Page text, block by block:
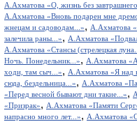
А.Ахматова «О, жизнь без
А.Ахматова «Вновь подарен мне
жнецам и садоводам...», А.Ахматова
залечила раны...», А.Ахматова
А.Ахматова «Стансы (стрелецкая
Ночь. Понедельник...», А.Ахматова
ходи, там сыч...», А.Ахматова «Я над
сюда, бездельница...», А.Ахматова
«Перед весной бывают дни такие...»,
«Призрак», А.Ахматова «Памяти
напрасно много лет...», А.Ахматова